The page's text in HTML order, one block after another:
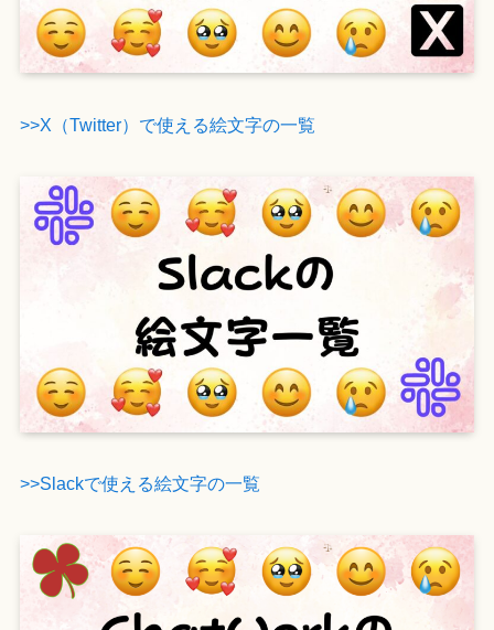
>>X（Twitter）で使える絵文字の一覧
>>Slackで使える絵文字の一覧